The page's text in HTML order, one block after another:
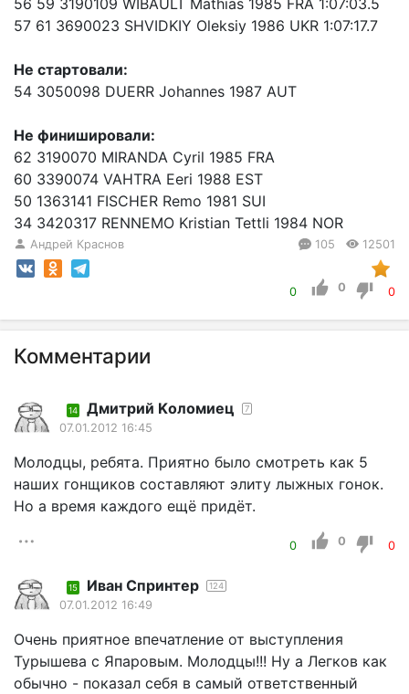
57 61 3690023 SHVIDKIY Oleksiy 1986 UKR 1:07:17.7
Не стартовали:
54 3050098 DUERR Johannes 1987 AUT
Не финишировали:
62 3190070 MIRANDA Cyril 1985 FRA
60 3390074 VAHTRA Eeri 1988 EST
50 1363141 FISCHER Remo 1981 SUI
34 3420317 RENNEMO Kristian Tettli 1984 NOR
Андрей Краснов 105 12501
0 0 0
Комментарии
14 Дмитрий Kоломиец 7
07.01.2012 16:45
Молодцы, ребята. Приятно было смотреть как 5
наших гонщиков составляют элиту лыжных гонок.
Но а время каждого ещё придёт.
0 0 0
15 Иван Спринтер 124
07.01.2012 16:49
Очень приятное впечатление от выступления
Турышева с Япаровым. Молодцы!!! Ну а Легков как
обычно - показал себя в самый ответственный